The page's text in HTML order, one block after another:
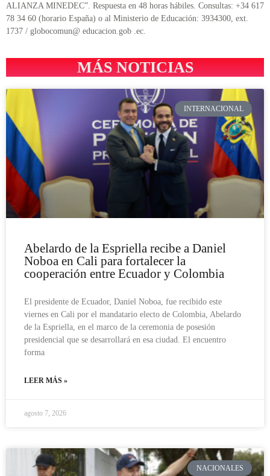
ALIANZA MINEDEC”. Respuesta en 48 horas hábiles. Consultas: +34 617
78 34 60 (horario España) o al Ministerio de Educación: 3934300, ext.
1737 / globocomun@ educacion.gob .ec.
MÁS NOTICIAS
INTERNACIONAL
Abelardo de la Espriella recibe a Daniel
Noboa en Cali para fortalecer la
cooperación entre Ecuador y Colombia
El presidente de Ecuador, Daniel Noboa, fue recibido este
viernes en Cali por el mandatario electo de Colombia, Abelardo
de la Espriella, en el marco de la ceremonia de posesión
presidencial que se desarrollará en esa ciudad. El encuentro
forma
LEER MÁS »
agosto 7, 2026
NACIONALES